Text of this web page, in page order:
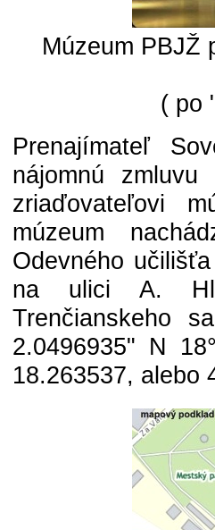
Múzeum PBJŽ
( po
Prenajímateľ
nájomnú
zriaďovateľovi
múzeum
Odevného
na ulici A.
Trenčianskeho
2.0496935" N
18.263537, alebo